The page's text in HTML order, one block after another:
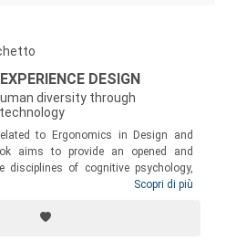
DESIGN
diversity through
to Ergonomics in Design and
aims to provide an opened and
of cognitive psychology,
interaction. It configures as a flexible
to the experiential dimension on
to weaker people.
Scopri di più